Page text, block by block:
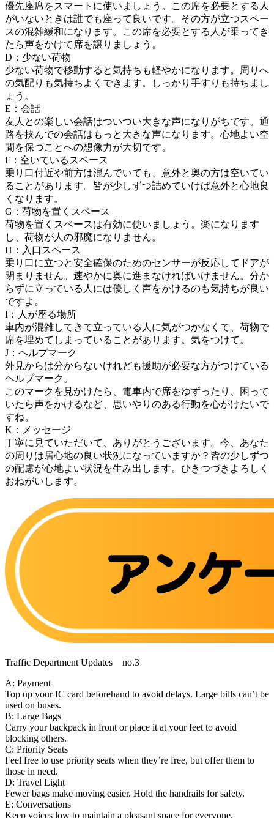
優先座席をスマートに使いましょう。この席を必要とする人
がいないときは誰でも座って良いです。その方が立つスペー
スの混雑緩和になります。この席を必要とする人が乗ってき
たら声をかけて席を譲りましょう。
D：少ない荷物
少ない荷物で移動すると気持ちも軽やかになります。周りへ
の気配りも気持ちよくできます。しっかり手すりも持ちまし
ょう。
E：会話
友人との楽しい会話はついつい大きな声になりがちです。通
路を挟んでの会話はもっと大きな声になります。心地よい空
間を保つことへの想像力が大切です。
F：空いているスペース
乗り口付近や前方は混んでいても、意外と奥の方は空いてい
ることがあります。皆が少しずつ詰めていけば意外と心地良
くなります。
G：荷物を置くスペース
荷物を置くスペースは有効に使いましょう。楽になります
し、荷物が人の邪魔になりません。
H：入口スペース
乗り口に立つと安全確保のためのセンサーが反応してドアが
閉まりません。速やかに奥に進まなければいけません。分か
らずに立っている人には優しく声をかけるのも気持ちが良い
ですよ。
I：人が座る場所
車内が混雑してきて立っている人に気がつかなくて、荷物で
席を埋めてしまっていることがあります。気をつけて。
J：ヘルプマーク
外見からは分からないけれども援助が必要な方がつけている
ヘルプマーク。
このマークを見かけたら、電車内で席をゆずったり、困って
いたら声をかけるなど、思いやりのある行動を心がけたいで
すね。
K：メッセージ
丁寧に見ていただいて、ありがとうございます。今、あなた
の周りは居心地の良い状況になっていますか？皆の少しずつ
の配慮が心地よい状況を生み出します。ひきつづきよろしく
おねがいします。
Traffic Department Updates no.3
A: Payment
Top up your IC card beforehand to avoid delays. Large bills can’t be
used on buses.
B: Large Bags
Carry your backpack in front or place it at your feet to avoid
blocking others.
C: Priority Seats
Feel free to use priority seats when they’re free, but offer them to
those in need.
D: Travel Light
Fewer bags make moving easier. Hold the handrails for safety.
E: Conversations
Keep voices low to maintain a pleasant space for everyone.